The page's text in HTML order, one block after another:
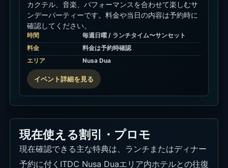
カクテル、音楽、パフォーマンスを合わせて楽しむサ
ンデーパーティーです。料金や当日の内容は予約時に
確認してください。
時間
毎週日曜 / ランチタイム〜サンセット
料金
料金は予約時確認
エリア
Nusa Dua
イベント詳細を見る
現在使える割引・プロモ
現在確認できる主な特典は、ランチまたはディナー
予約に付くITDC Nusa Duaエリア内ホテルとの往復